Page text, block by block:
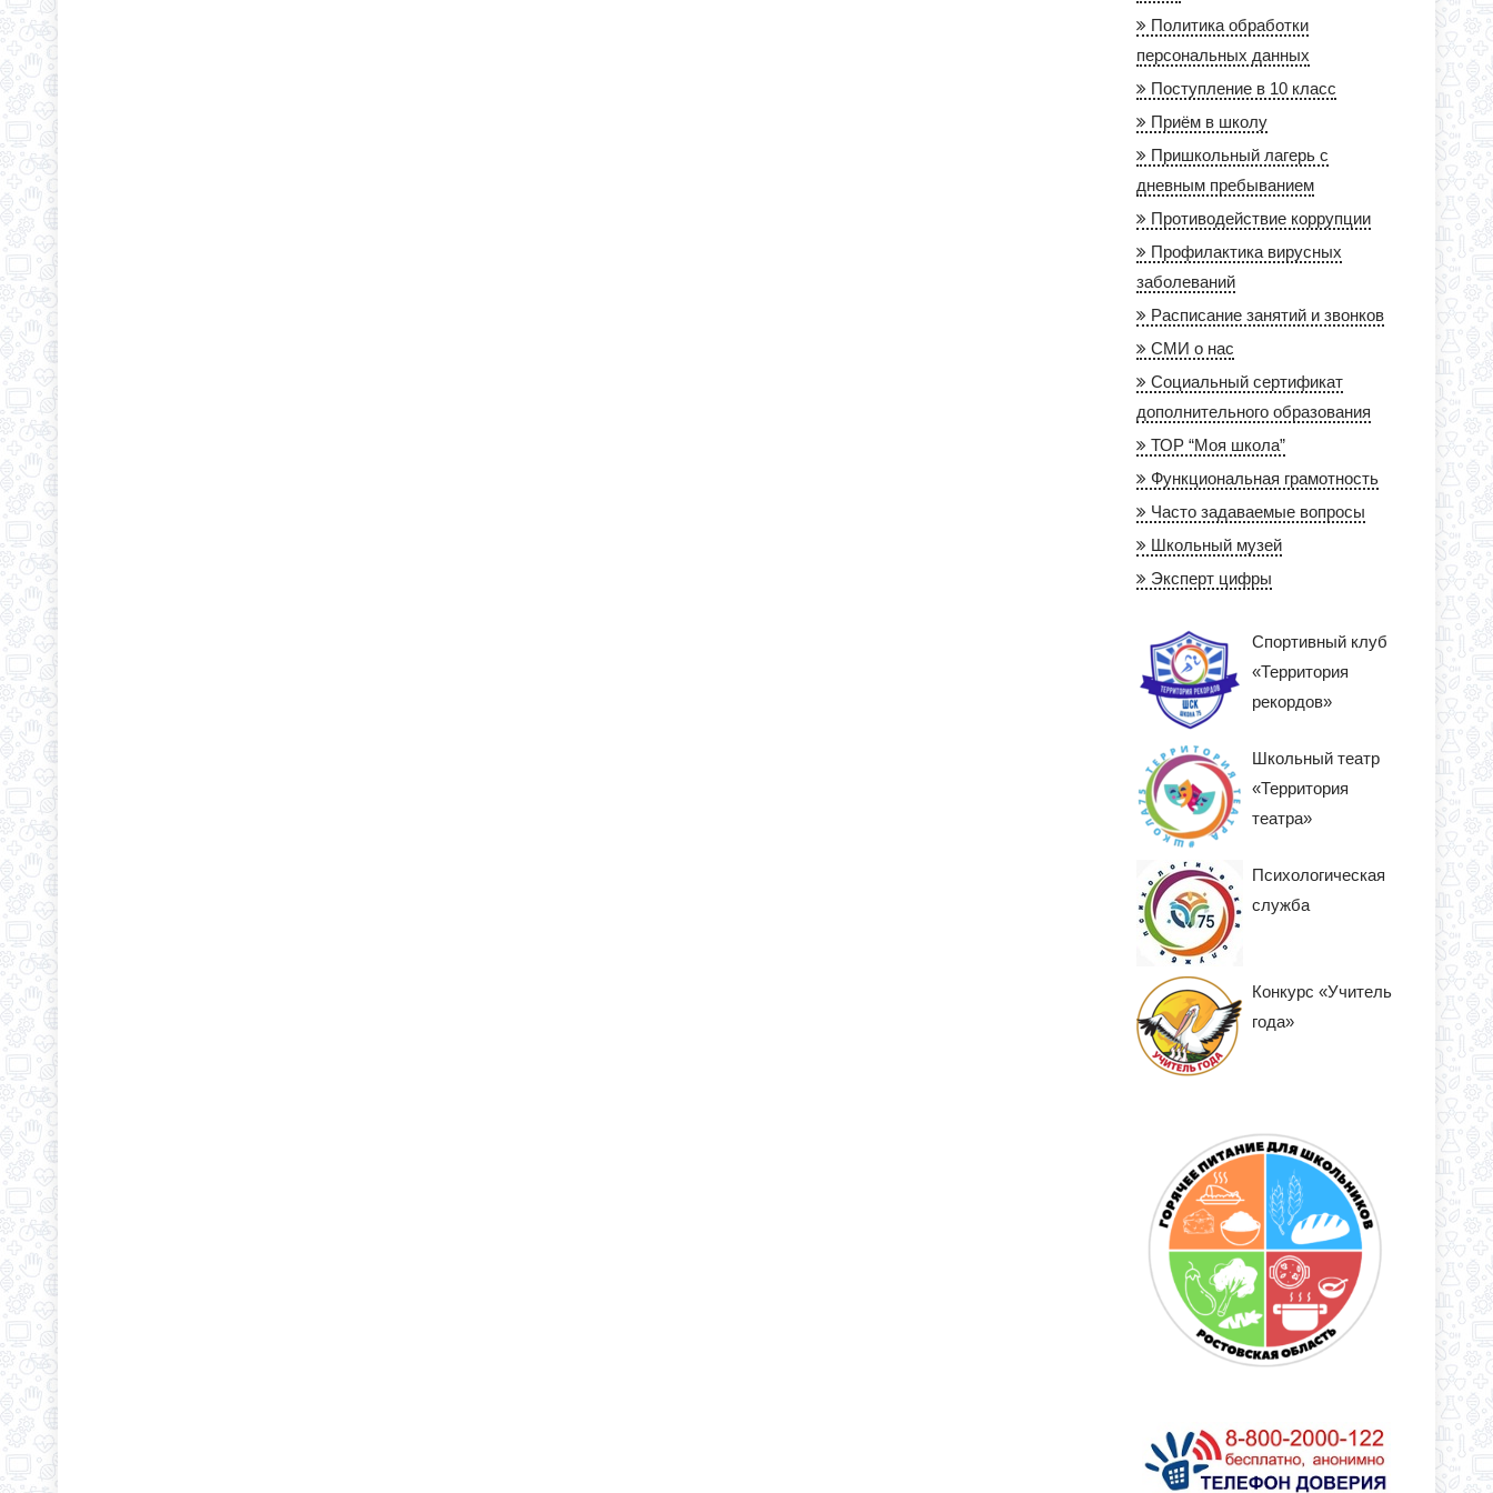
Политика обработки
персональных данных
Поступление в 10 класс
Приём в школу
Пришкольный лагерь с
дневным пребыванием
Противодействие коррупции
Профилактика вирусных
заболеваний
Расписание занятий и звонков
СМИ о нас
Социальный сертификат
дополнительного образования
ТОР “Моя школа”
Функциональная грамотность
Часто задаваемые вопросы
Школьный музей
Эксперт цифры
Спортивный клуб
«Территория
рекордов»
Школьный театр
«Территория
театра»
Психологическая
служба
Конкурс «Учитель
года»